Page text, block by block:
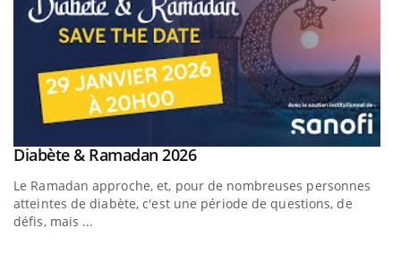
Youtube
Diabète & Ramadan 2026Youtube
Le Ramadan approche, et, pour de nombreuses personnes
atteintes de diabète, c'est une période de questions, de
défis, mais ...